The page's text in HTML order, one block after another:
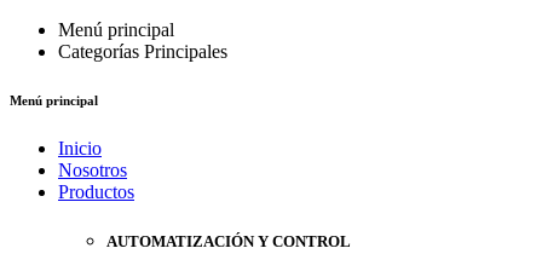
Menú principal
Categorías Principales
Menú principal
Inicio
Nosotros
Productos
AUTOMATIZACIÓN Y CONTROL